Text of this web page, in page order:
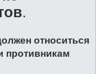
.
относиться
противникам